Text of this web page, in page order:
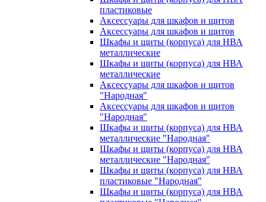
пластиковые
Аксессуары для шкафов и щитов
Аксессуары для шкафов и щитов
Шкафы и щиты (корпуса) для НВА
металлические
Шкафы и щиты (корпуса) для НВА
металлические
Аксессуары для шкафов и щитов
"Народная"
Аксессуары для шкафов и щитов
"Народная"
Шкафы и щиты (корпуса) для НВА
металлические "Народная"
Шкафы и щиты (корпуса) для НВА
металлические "Народная"
Шкафы и щиты (корпуса) для НВА
пластиковые "Народная"
Шкафы и щиты (корпуса) для НВА